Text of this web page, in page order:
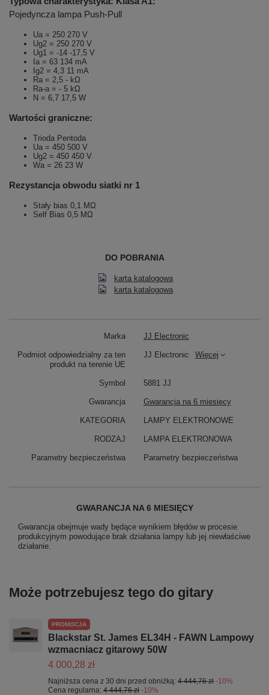
Pojedyncza lampa Push-Pull
Ua = 250 270 V
Ug2 = 250 270 V
Ug1 = -14 -17,5 V
Ia = 63 134 mA
Ig2 = 4,3 11 mA
Ra = 2,5 - kΩ
Ra-a = - 5 kΩ
N = 6,7 17,5 W
Wartości graniczne:
Trioda Pentoda
Ua = 450 500 V
Ug2 = 450 450 V
Wa = 26 23 W
Rezystancja obwodu siatki nr 1
Stały bias 0,1 MΩ
Self Bias 0,5 MΩ
DO POBRANIA
karta katalogowa
karta katalogowa
Marka JJ Electronic
Podmiot odpowiedzialny za ten
produkt na terenie UE
JJ Electronic Więcej
Symbol 5881 JJ
Gwarancja Gwarancja na 6 miesięcy
KATEGORIA LAMPY ELEKTRONOWE
RODZAJ LAMPA ELEKTRONOWA
Parametry bezpieczeństwa Parametry bezpieczeństwa
GWARANCJA NA 6 MIESIĘCY
Gwarancja obejmuje wady będące wynikiem błędów w procesie
produkcyjnym powodujące brak działania lampy lub jej niewłaściwe
działanie.
Może potrzebujesz tego do gitary
PROMOCJA
Blackstar St. James EL34H - FAWN Lampowy
wzmacniacz gitarowy 50W
4 000,28 zł
Najniższa cena z 30 dni przed obniżką: 4 444,76 zł -10%
Cena regularna: 4 444,76 zł -10%